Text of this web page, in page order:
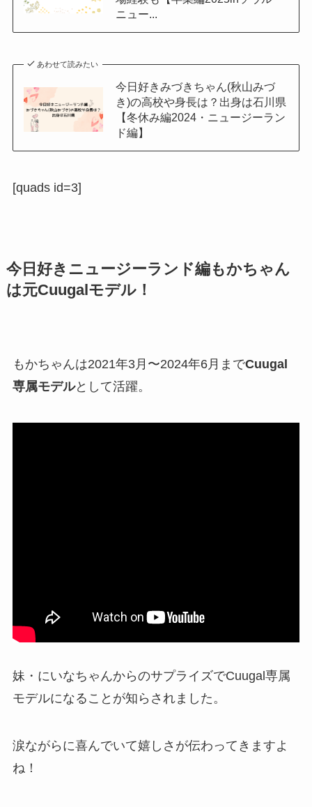
ニュー...
あわせて読みたい
今日好きみづきちゃん(秋山みづ
き)の高校や身長は？出身は石川県
【冬休み編2024・ニュージーラン
ド編】
[quads id=3]
今日好きニュージーランド編もかちゃん
は元Cuugalモデル！
もかちゃんは2021年3月〜2024年6月までCuugal
専属モデルとして活躍。
妹・にいなちゃんからのサプライズでCuugal専属
モデルになることが知らされました。
涙ながらに喜んでいて嬉しさが伝わってきますよ
ね！